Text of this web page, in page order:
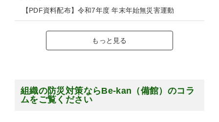
【PDF資料配布】令和7年度 年末年始無災害運動
もっと見る
組織の防災対策ならBe-kan（備館）のコラ
ムをご覧ください